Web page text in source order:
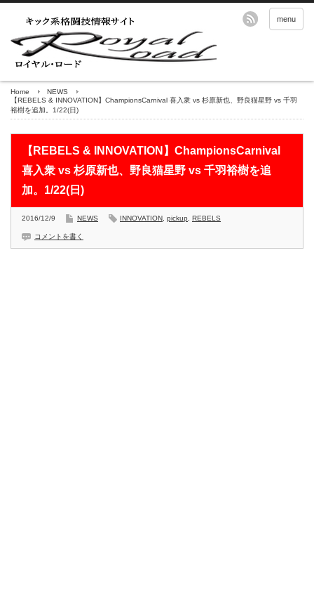
menu
Home
NEWS
【REBELS & INNOVATION】ChampionsCarnival 喜入衆 vs 杉原新也、野良猫星野 vs 千羽
裕樹を追加。1/22(日)
【REBELS & INNOVATION】ChampionsCarnival
喜入衆 vs 杉原新也、野良猫星野 vs 千羽裕樹を追
加。1/22(日)
2016/12/9 NEWS INNOVATION pickup REBELS
コメントを書く